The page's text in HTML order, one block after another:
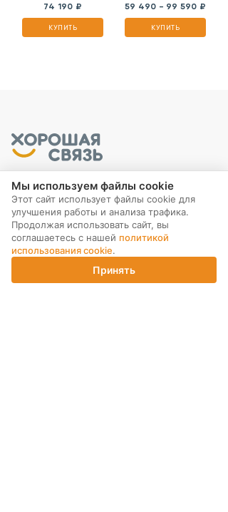
74 190 ₽
КУПИТЬ
59 490 - 99 590 ₽
КУПИТЬ
Корзина
МЫ В СОЦ. СЕТЯХ
Мы используем файлы cookie
Этот сайт использует файлы cookie для
улучшения работы и анализа трафика.
Продолжая использовать сайт, вы
соглашаетесь с нашей политикой
использования cookie.
Принять